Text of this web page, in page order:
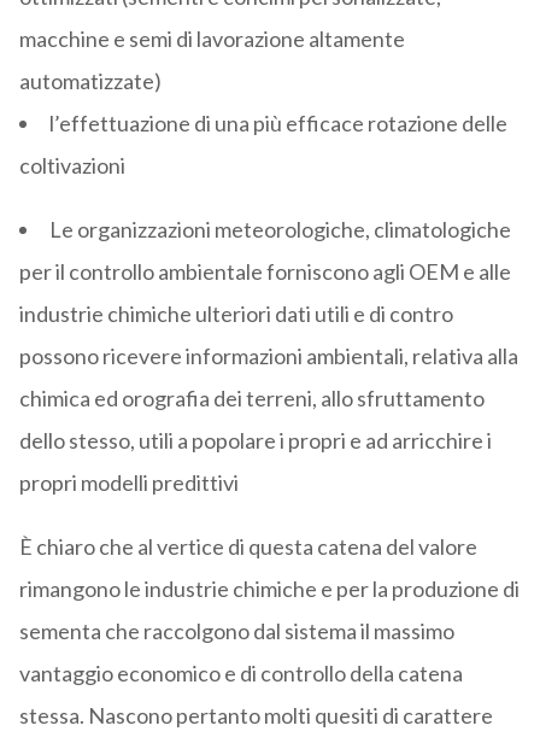
macchine e semi di lavorazione altamente
automatizzate)
l’effettuazione di una più efficace rotazione delle
coltivazioni
Le organizzazioni meteorologiche, climatologiche
per il controllo ambientale forniscono agli OEM e alle
industrie chimiche ulteriori dati utili e di contro
possono ricevere informazioni ambientali, relativa alla
chimica ed orografia dei terreni, allo sfruttamento
dello stesso, utili a popolare i propri e ad arricchire i
propri modelli predittivi
È chiaro che al vertice di questa catena del valore
rimangono le industrie chimiche e per la produzione di
sementa che raccolgono dal sistema il massimo
vantaggio economico e di controllo della catena
stessa. Nascono pertanto molti quesiti di carattere